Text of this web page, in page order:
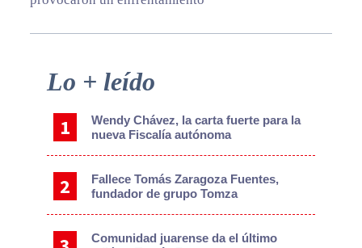
Primary
Lo + leído
Wendy Chávez, la carta fuerte para la
nueva Fiscalía autónoma
Fallece Tomás Zaragoza Fuentes,
fundador de grupo Tomza
Comunidad juarense da el último